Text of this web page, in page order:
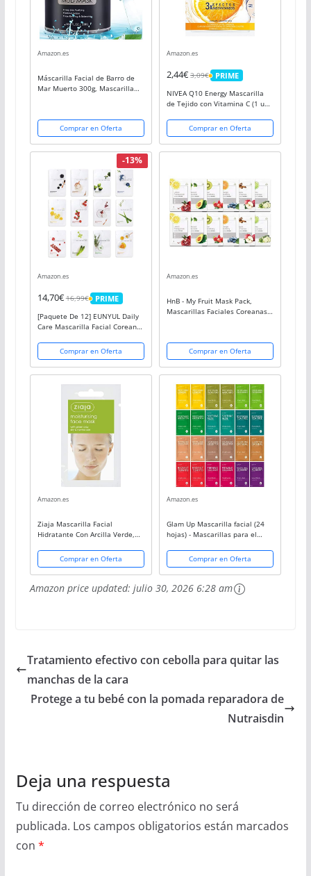
Amazon.es
Máscarilla Facial de Barro de
Mar Muerto 300g, Mascarilla
e Exfoliante, Arcillas Faciales
Comprar en Oferta
Amazon.es
2,44€ 3,09€ PRIME
PRIME
NIVEA Q10 Energy Mascarilla
de Tejido con Vitamina C (1 ud),
efectos instantáneos,
mascarilla facial con coenzima
Q10 y vitamina C
Comprar en Oferta
-13%
Amazon.es
14,70€16,99€ PRIME
PRIME
[Paquete De 12] EUNYUL Daily
Care Mascarilla Facial Coreana
Naturales & Hidratante
Comprar en Oferta
Amazon.es
HnB - My Fruit Mask Pack,
Mascarillas Faciales Coreanas
Comprar en Oferta
Amazon.es
Ziaja Mascarilla Facial
Hidratante Con Arcilla Verde,
Comprar en Oferta
Amazon.es
Glam Up Mascarilla facial (24
hojas) - Mascarillas para el
faciales hidratantes,
Hidratante, iluminadora y
calmante,...
Comprar en Oferta
Amazon price updated: julio 30, 2026 6:28 am
Tratamiento efectivo con cebolla para quitar las
manchas de la cara
Protege a tu bebé con la pomada reparadora de
Nutraisdin
Deja una respuesta
Tu dirección de correo electrónico no será
publicada. Los campos obligatorios están marcados
con *